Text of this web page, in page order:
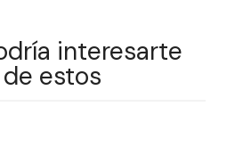
interesarte
estos